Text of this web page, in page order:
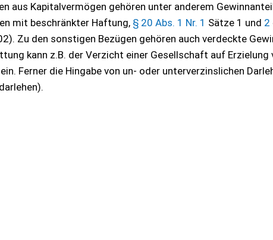
aus Kapitalvermögen gehören unter anderem
mit beschränkter Haftung, § 20 Abs. 1 Nr. 1 Sätze 1 und 2
Zu den sonstigen Bezügen gehören auch verdeckte
kann z.B. der Verzicht einer Gesellschaft auf
Ferner die Hingabe von un- oder unterverzinslichen